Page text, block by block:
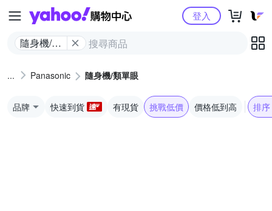
Yahoo購物中心
隨身機/類
登入
Panasonic 隨身機/類單眼
品牌 快速到貨 有現貨 挑戰低價 價格低到高 排序